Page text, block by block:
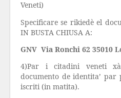
Veneti)
Specificare se rikiedè el
IN BUSTA CHIUSA A:
GNV Via Ronchi 62 35010
4)Par i citadini veneti
documento de identita’ par
iscriti (in matita).